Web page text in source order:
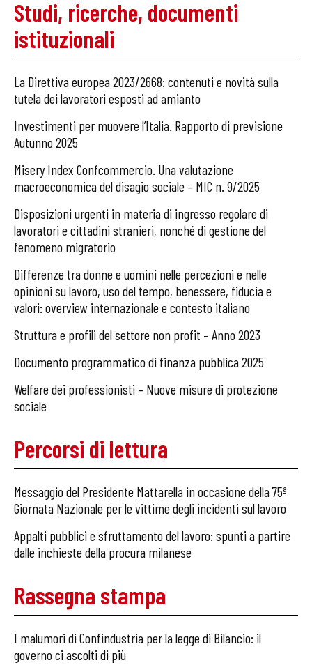
Studi, ricerche, documenti
istituzionali
La Direttiva europea 2023/2668: contenuti e novità sulla
tutela dei lavoratori esposti ad amianto
Investimenti per muovere l’Italia. Rapporto di previsione
Autunno 2025
Misery Index Confcommercio. Una valutazione
macroeconomica del disagio sociale – MIC n. 9/2025
Disposizioni urgenti in materia di ingresso regolare di
lavoratori e cittadini stranieri, nonché di gestione del
fenomeno migratorio
Differenze tra donne e uomini nelle percezioni e nelle
opinioni su lavoro, uso del tempo, benessere, fiducia e
valori: overview internazionale e contesto italiano
Struttura e profili del settore non profit – Anno 2023
Documento programmatico di finanza pubblica 2025
Welfare dei professionisti – Nuove misure di protezione
sociale
Percorsi di lettura
Messaggio del Presidente Mattarella in occasione della 75ª
Giornata Nazionale per le vittime degli incidenti sul lavoro
Appalti pubblici e sfruttamento del lavoro: spunti a partire
dalle inchieste della procura milanese
Rassegna stampa
I malumori di Confindustria per la legge di Bilancio: il
governo ci ascolti di più